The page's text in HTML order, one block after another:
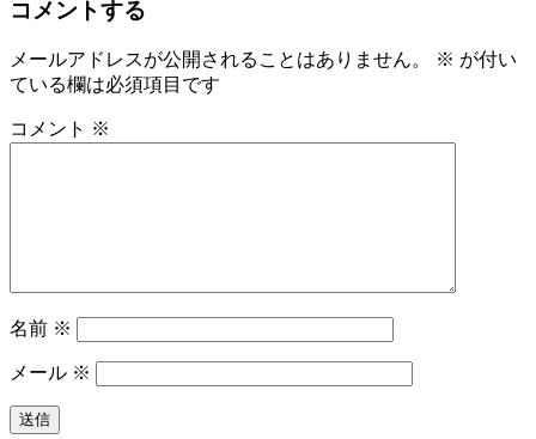
コメントする
メールアドレスが公開されることはありません。 ※ が付い
ている欄は必須項目です
コメント ※
名前 ※
メール ※